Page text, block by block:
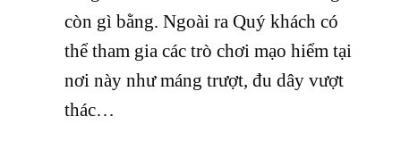
còn gì bằng. Ngoài ra Quý khách có
thể tham gia các trò chơi mạo hiểm tại
nơi này như máng trượt, đu dây vượt
thác…